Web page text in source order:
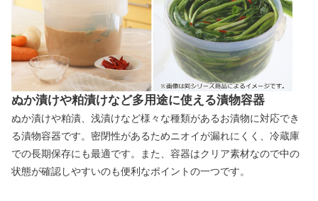
ぬか漬けや粕漬けなど多用途に使える漬物容器
ぬか漬けや粕漬、浅漬けなど様々な種類があるお漬物に対応でき
る漬物容器です。密閉性があるためニオイが漏れにくく、冷蔵庫
での長期保存にも最適です。また、容器はクリア素材なので中の
状態が確認しやすいのも便利なポイントの一つです。